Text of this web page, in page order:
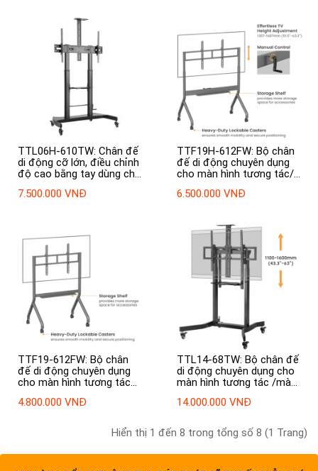
TTL06H-610TW: Chân đế
di động cỡ lớn, điều chỉnh
độ cao bằng tay dùng cho
hình hiển thị /TV 60"-100"
7.500.000 VNĐ
TTF19H-612FW: Bộ chân
đế di động chuyên dụng
cho màn hình tương tác/
được trọng lượng lên đến
6.500.000 VNĐ
TTF19-612FW: Bộ chân
đế di động chuyên dụng
cho màn hình tương tác
chịu được trọng lượng lên
4.800.000 VNĐ
TTL14-68TW: Bộ chân đế
di động chuyên dụng cho
màn hình tương tác /màn
khiển bằng động cơ điện
14.000.000 VNĐ
Hiển thị 1 đến 8 trong tổng số 8 (1 Trang)